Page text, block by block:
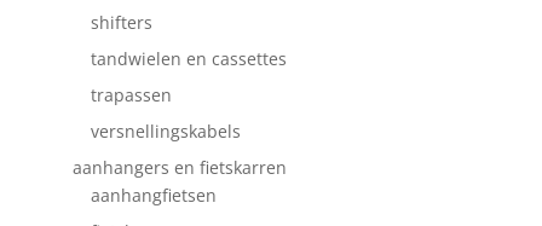
shifters
tandwielen en cassettes
trapassen
versnellingskabels
aanhangers en fietskarren
aanhangfietsen